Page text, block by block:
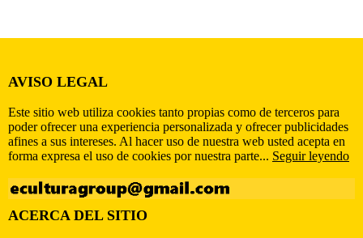
AVISO LEGAL
Este sitio web utiliza cookies tanto propias como de terceros para
poder ofrecer una experiencia personalizada y ofrecer publicidades
afines a sus intereses. Al hacer uso de nuestra web usted acepta en
forma expresa el uso de cookies por nuestra parte... Seguir leyendo
ACERCA DEL SITIO